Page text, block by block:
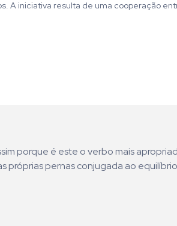
A iniciativa resulta de uma cooperação
porque é este o verbo mais
próprias pernas conjugada ao